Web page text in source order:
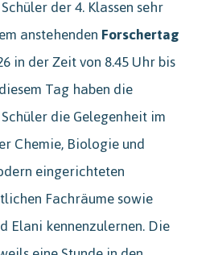
der 4. Klassen sehr
anstehendenForschertag
in der Zeit von 8.45 Uhr bis
Tag haben die
die Gelegenheit im
Chemie, Biologie und
eingerichteten
Fachräume sowie
Elani kennenzulernen. Die